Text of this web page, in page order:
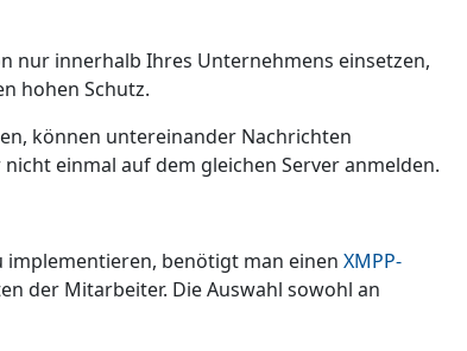
nur innerhalb Ihres Unternehmens einsetzen,
hohen Schutz.
können untereinander Nachrichten
einmal auf dem gleichen Server anmelden.
benötigt man einen XMPP-
der Mitarbeiter. Die Auswahl sowohl an